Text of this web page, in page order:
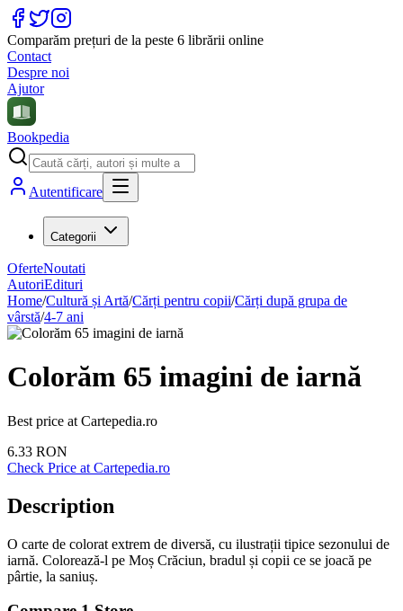
Comparăm prețuri de la peste 6 librării online
Contact
Despre noi
Ajutor
Bookpedia
Autentificare
Categorii
OferteNoutati
AutoriEdituri
Home/Cultură și Artă/Cărți pentru copii/Cărți după grupa de
vârstă/4-7 ani
Colorăm 65 imagini de iarnă
Best price at Cartepedia.ro
6.33 RON
Check Price at Cartepedia.ro
Description
O carte de colorat extrem de diversă, cu ilustrații tipice sezonului de
iarnă. Colorează-l pe Moș Crăciun, bradul și copii ce se joacă pe
pârtie, la saniuș.